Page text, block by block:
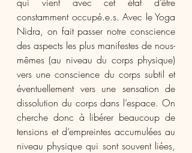
constamment occupé.e.s. Avec le Yoga
Nidra, on fait passer notre conscience
des aspects les plus manifestes de nous-
mêmes (au niveau du corps physique)
vers une conscience du corps subtil et
éventuellement vers une sensation de
dissolution du corps dans l’espace. On
cherche donc à libérer beaucoup de
tensions et d’empreintes accumulées au
niveau physique qui sont souvent liées,